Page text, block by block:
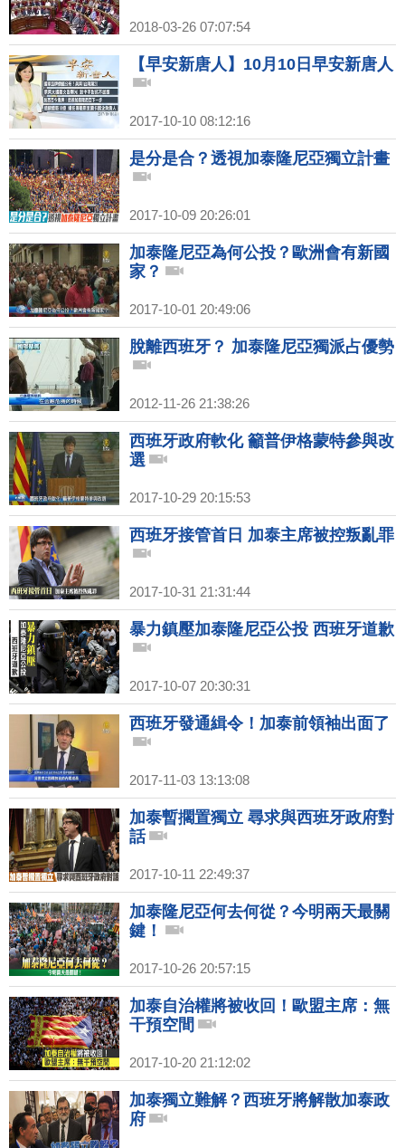
2018-03-26 07:07:54
【早安新唐人】10月10日早安新唐人
2017-10-10 08:12:16
是分是合？透視加泰隆尼亞獨立計畫
2017-10-09 20:26:01
加泰隆尼亞為何公投？歐洲會有新國
家？
2017-10-01 20:49:06
脫離西班牙？ 加泰隆尼亞獨派占優勢
2012-11-26 21:38:26
西班牙政府軟化 籲普伊格蒙特參與改
選
2017-10-29 20:15:53
西班牙接管首日 加泰主席被控叛亂罪
2017-10-31 21:31:44
暴力鎮壓加泰隆尼亞公投 西班牙道歉
2017-10-07 20:30:31
西班牙發通緝令！加泰前領袖出面了
2017-11-03 13:13:08
加泰暫擱置獨立 尋求與西班牙政府對
話
2017-10-11 22:49:37
加泰隆尼亞何去何從？今明兩天最關
鍵！
2017-10-26 20:57:15
加泰自治權將被收回！歐盟主席：無
干預空間
2017-10-20 21:12:02
加泰獨立難解？西班牙將解散加泰政
府